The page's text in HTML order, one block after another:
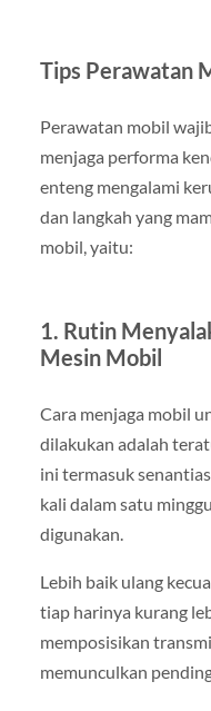
Tips Perawatan
Perawatan mobil
menjaga performa
enteng mengalami
dan langkah yang
mobil, yaitu:
1. Rutin
Mesin Mobil
Cara menjaga mobil
dilakukan adalah
ini termasuk
kali dalam satu
digunakan.
Lebih baik ulang
tiap harinya kurang
memposisikan
memunculkan